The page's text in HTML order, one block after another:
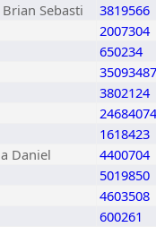
Brian Sebasti
3819566
2007304
650234
35093487
3802124
24684074
1618423
Daniel
4400704
5019850
4603508
600261